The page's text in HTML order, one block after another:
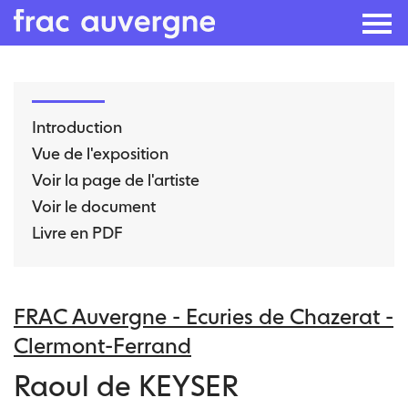
content
Introduction
Vue de l'exposition
Voir la page de l'artiste
Voir le document
Livre en PDF
FRAC Auvergne - Ecuries de Chazerat -
Clermont-Ferrand
Raoul de KEYSER